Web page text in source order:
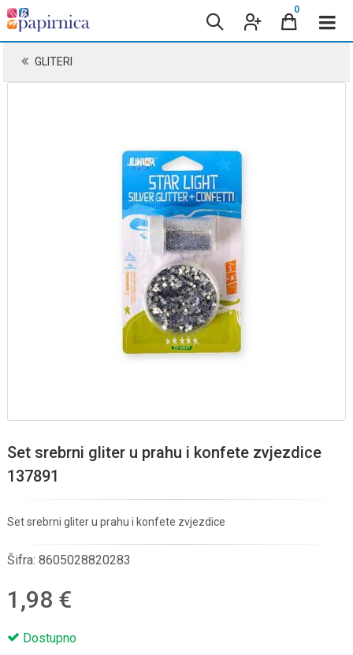
0
GLITERI
Set srebrni gliter u prahu i konfete zvjezdice
137891
Set srebrni gliter u prahu i konfete zvjezdice
Šifra: 8605028820283
1,98 €
Dostupno